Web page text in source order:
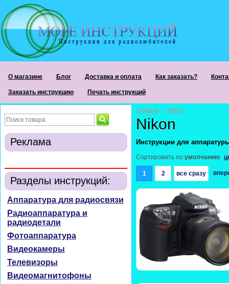
О магазине Блог Доставка и оплата Как заказать?
Заказать инструкцию Печать инструкций
Реклама
Разделы инструкций:
Аппаратура для радиосвязи
Радиоаппаратура и
радиодетали
Фотоаппаратура
Видеокамеры
Телевизоры
Видеомагнитофоны
Главная → Nikon
Nikon
Инструкции для
Сортировать по умолчанию
1 2 все сразу